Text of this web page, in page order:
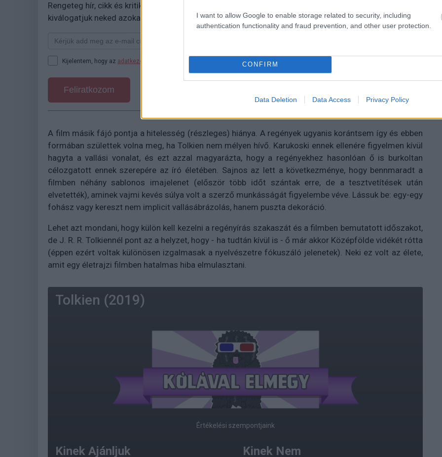
I want to allow Google to enable storage related to security, including
authentication functionality and fraud prevention, and other user protection.
CONFIRM
Data Deletion Data Access Privacy Policy
Rengeteg hír, cikk és kritika vár ezen kívül is a Puliwoodon. Iratkozz fel a hírlevelünkre, mert
kiválogatjuk neked azokat, amikről biztosan nem akarsz lemaradni.
Kijelentem, hogy az adatkezelési nyilatkozat tartalmát megismertem és azt elfogadom.
Feliratkozom
A film másik fájó pontja a hitelesség (részleges) hiánya. A regények ugyanis korántsem így és ebben
formában születtek volna meg, ha Tolkien nem mélyen hívő. Karukoski ennek ellenére figyelmen kívül
hagyta a vallási vonalat, és ezt azzal magyarázta, hogy a regényekhez hasonlóan ő is burkoltan
célozgatott ennek szerepére az író életében. Sajnos az lett a következménye, hogy bennmaradt a
filmben néhány sablonos imajelenet (először több időt szántak erre, de a tesztvetítések után
elvetették), aminek vajmi kevés súlya volt a szerző munkásságát figyelembe véve. Lássuk be: egy-egy
fohász vagy kereszt nem implicit vallásábrázolás, hanem puszta dekoráció.
Lehet azt mondani, hogy külön kell kezelni a regényírás szakaszát és a filmben bemutatott időszakot,
de J. R. R. Tolkiennél pont az a helyzet, hogy - ha tudtán kívül is - ő már akkor Középfölde vidékét rótta
(éppen ezért voltak különösen izgalmasak a nyelvészetre fókuszáló jelenetek). Neki ez volt az élete,
amit egy életrajzi filmben hatalmas hiba elmulasztani.
Tolkien (2019)
Értékelési szempontjaink
Kinek Ajánljuk Kinek Nem